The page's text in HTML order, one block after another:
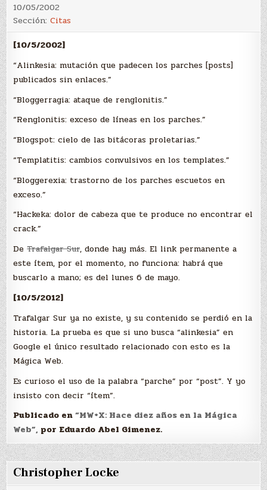
10/05/2002
Sección:Citas
[10/5/2002]
“Alinkesia: mutación que padecen los parches [posts]
publicados sin enlaces.”
“Bloggerragia: ataque de renglonitis.”
“Renglonitis: exceso de líneas en los parches.”
“Blogspot: cielo de las bitácoras proletarias.”
“Templatitis: cambios convulsivos en los templates.”
“Bloggerexia: trastorno de los parches escuetos en
exceso.”
“Hackeka: dolor de cabeza que te produce no encontrar el
crack.”
DeTrafalgar Sur, donde hay más. El link permanente a
este ítem, por el momento, no funciona: habrá que
buscarlo a mano; es del lunes 6 de mayo.
[10/5/2012]
Trafalgar Sur ya no existe, y su contenido se perdió en la
historia. La prueba es que si uno busca “alinkesia” en
Google el único resultado relacionado con esto es la
Mágica Web.
Es curioso el uso de la palabra “parche” por “post”. Y yo
insisto con decir “ítem”.
Publicado en“MW+X: Hace diez años en la Mágica
Web”, por Eduardo Abel Gimenez.
Christopher Locke